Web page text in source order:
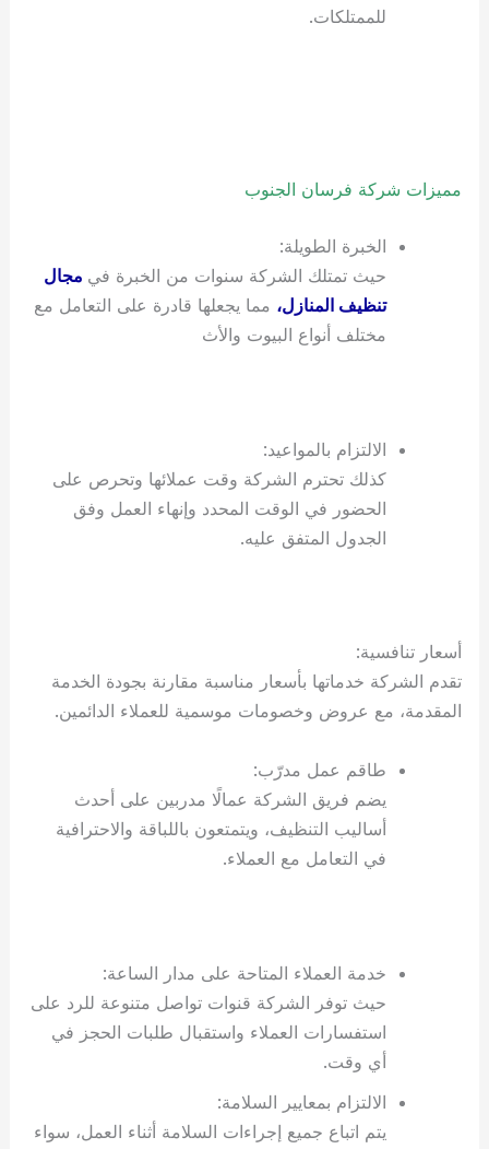
للممتلكات.
مميزات شركة فرسان الجنوب
الخبرة الطويلة:
حيث تمتلك الشركة سنوات من الخبرة في مجال
تنظيف المنازل، مما يجعلها قادرة على التعامل مع
مختلف أنواع البيوت والأث
الالتزام بالمواعيد:
كذلك تحترم الشركة وقت عملائها وتحرص على
الحضور في الوقت المحدد وإنهاء العمل وفق
الجدول المتفق عليه.
أسعار تنافسية:
تقدم الشركة خدماتها بأسعار مناسبة مقارنة بجودة الخدمة
المقدمة، مع عروض وخصومات موسمية للعملاء الدائمين.
طاقم عمل مدرّب:
يضم فريق الشركة عمالًا مدربين على أحدث
أساليب التنظيف، ويتمتعون باللباقة والاحترافية
في التعامل مع العملاء.
خدمة العملاء المتاحة على مدار الساعة:
حيث توفر الشركة قنوات تواصل متنوعة للرد على
استفسارات العملاء واستقبال طلبات الحجز في
أي وقت.
الالتزام بمعايير السلامة:
يتم اتباع جميع إجراءات السلامة أثناء العمل، سواء